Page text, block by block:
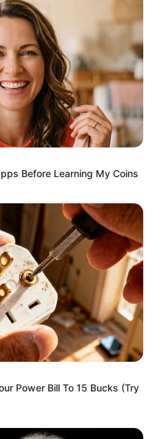
Erection At Any Age
Tattoos On Her Face.
Before Learning My Coins
Power Bill To 15 Bucks (Try